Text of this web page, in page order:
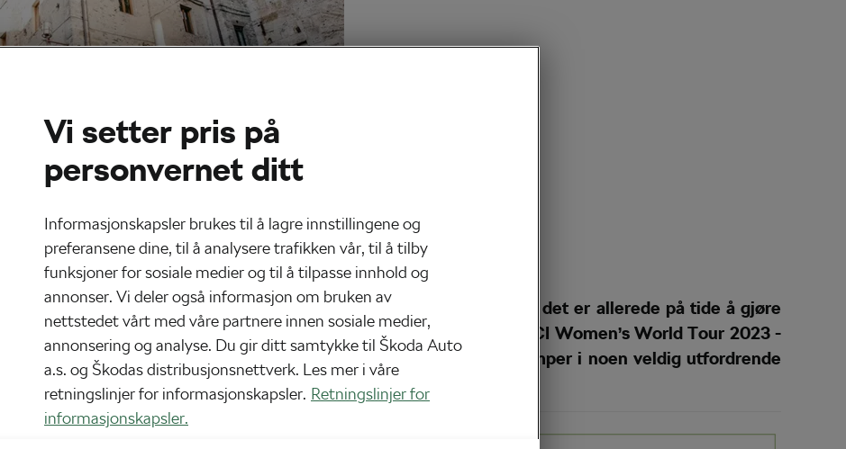
i går vi gjenvunnet suksessen til 2022s enestående sesong, og det er allerede på tide å gjøre
rundt hjørnet. Ikke at vi selvfølgelig klager. Det er nok å si at UCI Women’s World Tour 2023 -
er sikker på å gi oss mye spenning når verdens toppryttere kjemper i noen veldig utfordrende
Vi setter pris på
personvernet ditt
Informasjonskapsler brukes til å lagre innstillingene og
preferansene dine, til å analysere trafikken vår, til å tilby
funksjoner for sosiale medier og til å tilpasse innhold og
annonser. Vi deler også informasjon om bruken av
nettstedet vårt med våre partnere innen sosiale medier,
annonsering og analyse. Du gir ditt samtykke til Škoda Auto
a.s. og Škodas distribusjonsnettverk. Les mer i våre
retningslinjer for informasjonskapsler. Retningslinjer for
informasjonskapsler.